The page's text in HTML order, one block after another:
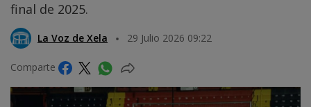
final de 2025.
La Voz de Xela 29 Julio 2026 09:22
Comparte